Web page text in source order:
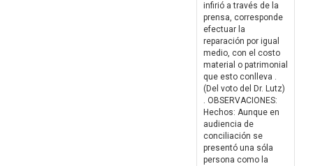
infirió a través de la
prensa, corresponde
efectuar la
reparación por igual
medio, con el costo
material o patrimonial
que esto conlleva .
(Del voto del Dr. Lutz)
. OBSERVACIONES:
Hechos: Aunque en
audiencia de
conciliación se
presentó una sóla
persona como la